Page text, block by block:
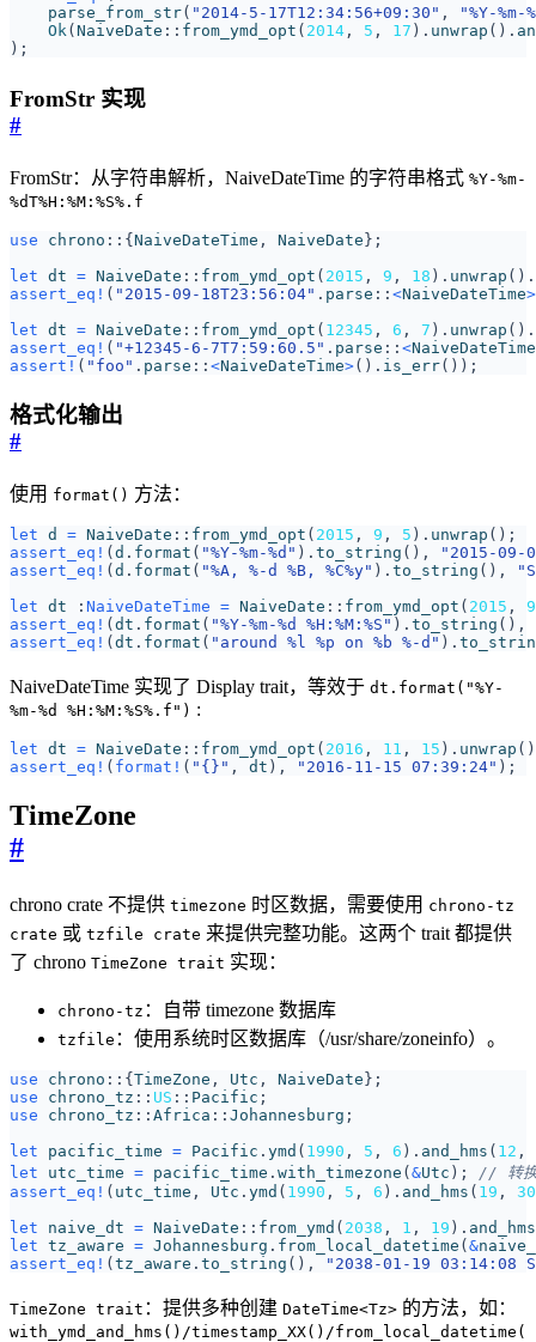
parse_from_str( "2014-5-17T12:34:56+09:30" ,
"%Y-%m-
Ok( NaiveDate :: from_ymd_opt ( 2014 , 5 , 17 ). unwrap ().
);
FromStr 实现
#
FromStr：从字符串解析，NaiveDateTime 的字符串格式 %Y-%m-
%dT%H:%M:%S%.f
use chrono :: {NaiveDateTime , NaiveDate};
let dt = NaiveDate :: from_ymd_opt ( 2015 , 9 , 18 ). unwrap ().
assert_eq! ( "2015-09-18T23:56:04" . parse :: <NaiveDateTime>
let dt = NaiveDate :: from_ymd_opt ( 12345 , 6 , 7 ). unwrap ().
assert_eq! ( "+12345-6-7T7:59:60.5" . parse :: <NaiveDateTime
assert! ( "foo" . parse :: <NaiveDateTime>(). is_err());
格式化输出
#
使用 format() 方法：
let d = NaiveDate :: from_ymd_opt ( 2015 , 9 , 5 ). unwrap ();
assert_eq! ( d . format ( "%Y-%m-%d" ). to_string (),
"2015-09-
assert_eq! ( d . format ( "%A, %-d %B, %C%y" ). to_string (),
let dt : NaiveDateTime = NaiveDate :: from_ymd_opt ( 2015 ,
9
assert_eq! ( dt . format ( "%Y-%m-%d %H:%M:%S" ). to_string (),
assert_eq! ( dt . format ( "around %l %p on %b %-d" ).
NaiveDateTime 实现了 Display trait，等效于 dt.format("%Y-
%m-%d %H:%M:%S%.f") :
let dt = NaiveDate :: from_ymd_opt ( 2016 , 11 , 15 ). unwrap
assert_eq! ( format! ( " {} " , dt ), "2016-11-15 07:39:24" );
TimeZone
#
chrono crate 不提供 timezone 时区数据，需要使用 chrono-tz
crate 或 tzfile crate 来提供完整功能。这两个 trait 都提供
了 chrono TimeZone trait 实现：
chrono-tz ：自带 timezone 数据库
tzfile ：使用系统时区数据库（/usr/share/zoneinfo）。
use chrono :: { TimeZone , Utc , NaiveDate };
use
chrono_tz :: US :: Pacific ;
use
chrono_tz :: Africa :: Johannesburg ;
let
pacific_time = Pacific . ymd ( 1990 , 5 , 6 ). and_hms ( 12 ,
let
utc_time = pacific_time . with_timezone ( &Utc );
assert_eq! ( utc_time , Utc . ymd ( 1990 , 5 , 6 ). and_hms ( 19 ,
30
let
naive_dt = NaiveDate :: from_ymd ( 2038 , 1 , 19 ). and_hms
let tz_aware = Johannesburg . from_local_datetime ( &
assert_eq! ( tz_aware . to_string (), "2038-01-19 03:14:08
TimeZone trait ：提供多种创建 DateTime<Tz> 的方法，如：
with_ymd_and_hms()/timestamp_XX()/from_local_datetime(